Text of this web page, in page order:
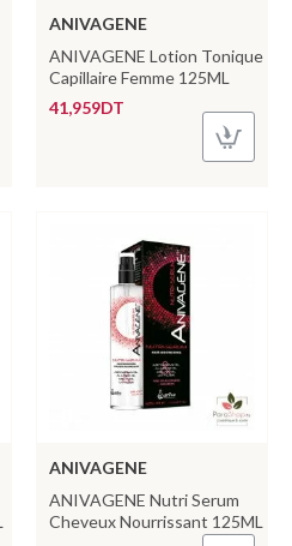
ANIVAGENE
ANIVAGENE Lotion Tonique
Capillaire Femme 125ML
41,959DT
ANIVAGENE
ANIVAGENE Nutri Serum
Cheveux Nourrissant 125ML